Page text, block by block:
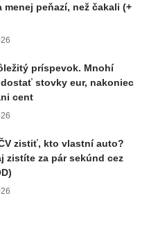
peňazí, než čakali (+
príspevok. Mnohí
stovky eur, nakoniec
cent
zistiť, kto vlastní auto?
zistíte za pár sekúnd cez